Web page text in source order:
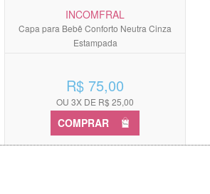
INCOMFRAL
Capa para Bebê Conforto Neutra Cinza
Estampada
R$ 75,00
OU 3X DE R$ 25,00
COMPRAR